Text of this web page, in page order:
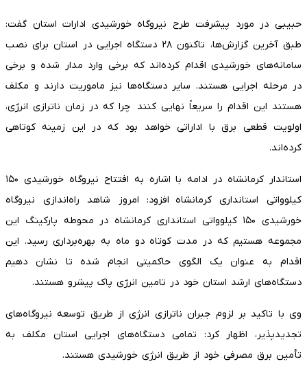
حبیبی در مورد پیشرفت طرح نیروگاه خورشیدی ادارات استان گفت:
طبق آخرین گزارش‌ها، تاکنون ۲۸ دستگاه اجرایی در استان برای نصب
سامانه‌های خورشیدی اقدام کرده‌اند که برخی وارد مدار شده و برخی
در مرحله اجرایی هستند. سایر دستگاه‌ها نیز ماموریت دارند و مکلف
هستند این اقدام را سریعاً نهایی کنند چرا که در زمان ناترازی انرژی،
اولویت قطعی برق با اداراتی خواهد بود که در این زمینه کوتاهی
کرده‌اند.
استاندار کرمانشاه در ادامه با اشاره به افتتاح نیروگاه خورشیدی ۱۵۰
کیلوواتی استانداری کرمانشاه افزود: امروز شاهد راه‌اندازی نیروگاه
خورشیدی ۱۵۰ کیلوواتی استانداری کرمانشاه در محوطه پارکینگ این
مجموعه هستیم که در مدت کوتاه دو ماه به بهره‌برداری رسید. این
اقدام به عنوان یک الگوی حاکمیتی انجام شده تا نشان دهیم
دستگاه‌های ارشد استان خود در تامین انرژی پاک پیشرو هستند.
وی با تاکید بر لزوم جبران ناترازی انرژی از طریق توسعه نیروگاه‌های
تجدیدپذیر، اظهار کرد: تمامی دستگاه‌های اجرایی استان مکلف به
تأمین برق مصرفی خود از طریق انرژی خورشیدی هستند.